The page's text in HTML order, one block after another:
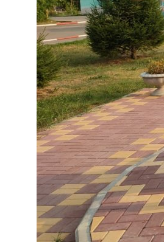
Программы
TruTest Active Tag
Hybrimin Futter
TMR Tracker
Heatime Pro
Оборудование
Ушные бирки
Ушные чипы
Сканеры
Аппликаторы
Весы для КРС
г. Липецк, ул. Бунина, 15, офис 5
Часы работы: Пн-Пт 08:00-18:00
8-800-707-73-05
hello@dfsoft.ru